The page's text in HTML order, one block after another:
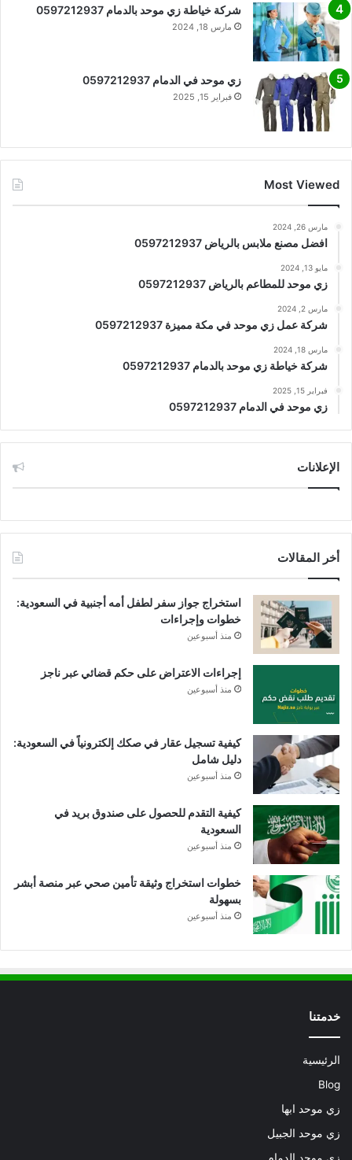
شركة خياطة زي موحد بالدمام 0597212937
مارس 18, 2024
زي موحد في الدمام 0597212937
فبراير 15, 2025
Most Viewed
مارس 26, 2024
افضل مصنع ملابس بالرياض 0597212937
مايو 13, 2024
زي موحد للمطاعم بالرياض 0597212937
مارس 2, 2024
شركة عمل زي موحد في مكة مميزة 0597212937
مارس 18, 2024
شركة خياطة زي موحد بالدمام 0597212937
فبراير 15, 2025
زي موحد في الدمام 0597212937
الإعلانات
أخر المقالات
استخراج جواز سفر لطفل أمه أجنبية في السعودية:
خطوات وإجراءات
منذ أسبوعين
إجراءات الاعتراض على حكم قضائي عبر ناجز
منذ أسبوعين
كيفية تسجيل عقار في صكك إلكترونياً في السعودية:
دليل شامل
منذ أسبوعين
كيفية التقدم للحصول على صندوق بريد في
السعودية
منذ أسبوعين
خطوات استخراج وثيقة تأمين صحي عبر منصة أبشر
بسهولة
منذ أسبوعين
خدمتنا
الرئيسية
Blog
زي موحد ابها
زي موحد الجبيل